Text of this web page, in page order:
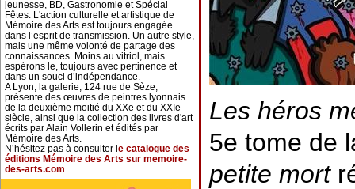
jeunesse, BD, Gastronomie et Spécial
Fêtes. L'action culturelle et artistique de
Mémoire des Arts est toujours engagée
dans l’esprit de transmission. Un autre style,
mais une même volonté de partage des
connaissances. Moins au vitriol, mais
espérons le, toujours avec pertinence et
dans un souci d’indépendance.
A Lyon, la galerie, 124 rue de Sèze,
présente des œuvres de peintres lyonnais
de la deuxième moitié du XXe et du XXIe
siècle, ainsi que la collection des livres d'art
écrits par Alain Vollerin et édités par
Mémoire des Arts.
N’hésitez pas à consulter l e catalogue des
éditions Mémoire des Arts sur memoire-
des-arts.com
Les héros
5e tome de
petite mort